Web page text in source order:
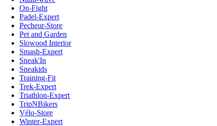
On-Fight
Padel-Expert
Pecheur-Store
Pet and Garden
Slowood Interior
Smash-Expert
Sneak'In
Sneakids
Training-Fit
Trek-Expert
Triathlon-Expert
TripNBikers
Vélo-Store
Winter-Expert